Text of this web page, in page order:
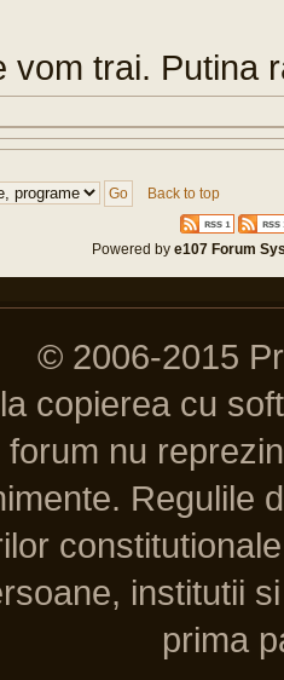
vom trai. Putina
Back to top
Powered bye107 Forum
© 2006-2015
copierea cu
nu
Regulile
institutii
prima